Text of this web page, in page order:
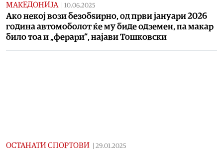
МАКЕДОНИЈА | 10.06.2025
Ако некој вози безобѕирно, од први јануари 2026
година автомоболот ќе му биде одземен, па макар
било тоа и „ферари“, најави Тошковски
ОСТАНАТИ СПОРТОВИ | 29.01.2025